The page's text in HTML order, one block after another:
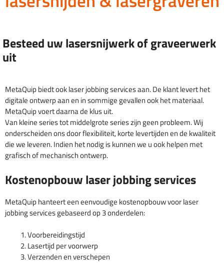
Besteed uw lasersnijwerk of graveerwerk
uit
MetaQuip biedt ook laser jobbing services aan. De klant levert het
digitale ontwerp aan en in sommige gevallen ook het materiaal.
MetaQuip voert daarna de klus uit.
Van kleine series tot middelgrote series zijn geen probleem. Wij
onderscheiden ons door flexibiliteit, korte levertijden en de kwaliteit
die we leveren. Indien het nodig is kunnen we u ook helpen met
grafisch of mechanisch ontwerp.
Kostenopbouw laser jobbing services
MetaQuip hanteert een eenvoudige kostenopbouw voor laser
jobbing services gebaseerd op 3 onderdelen:
Voorbereidingstijd
Lasertijd per voorwerp
Verzenden en verschepen